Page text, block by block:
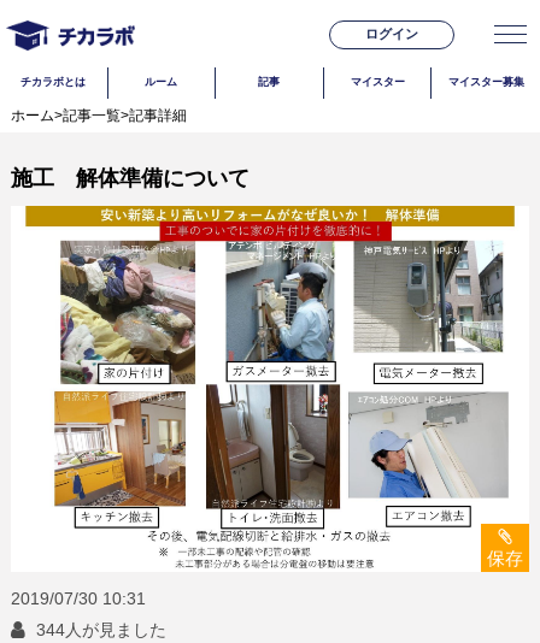
ログイン
チカラボとは ルーム 記事 マイスター マイスター募集
ホーム>記事一覧>記事詳細
施工 解体準備について
保存
2019/07/30 10:31
344人が見ました